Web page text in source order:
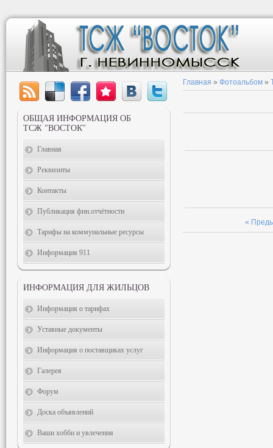
Главная » Фотоальбом »
«
ОБЩАЯ ИНФОРМАЦИЯ ОБ
ТСЖ "ВОСТОК"
Главная
Реквизиты
Контакты
Публикация фин.отчётности
Тарифы на коммунальные ресурсы
Информация 911
ИНФОРМАЦИЯ ДЛЯ ЖИЛЬЦОВ
Информация о тарифах
Уставные документы
Информация о поставщиках услуг
Галерея
Форум
Доска объявлений
Ваши хобби и увлечения